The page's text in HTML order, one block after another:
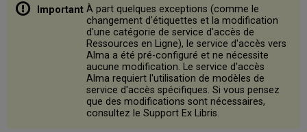
Modifier
ressources
À part quelques exceptions (comme le
changement d'étiquettes et la modification
d'une catégorie de service d'accès de
Ressources en Ligne), le service d'accès vers
Alma a été pré-configuré et ne nécessite
aucune modification. Le service d'accès
Alma requiert l'utilisation de modèles de
service d'accès spécifiques. Si vous pensez
que des modifications sont nécessaires,
consultez le Support Ex Libris.